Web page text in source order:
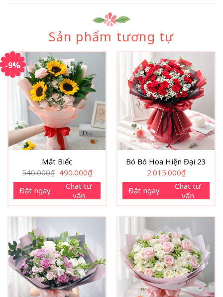
Sản phẩm tương tự
-9%
Mắt Biếc
540.000₫ Giá
gốc
là:
540.000₫.
490.000₫Giá
hiện
tại
490.000₫.
Đặt ngay
Chat tư
vấn
Bó Bó Hoa Hiện Đại 23
2.015.000₫
Đặt ngay
Chat tư
vấn